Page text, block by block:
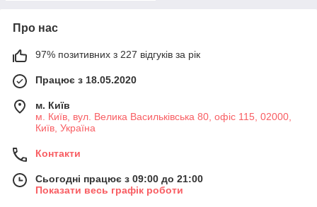
Про нас
97% позитивних з 227 відгуків за рік
Працює з 18.05.2020
м. Київ
м. Київ, вул. Велика Васильківська 80, офіс 115, 02000,
Київ, Україна
Контакти
Сьогодні працює з 09:00 до 21:00
Показати весь графік роботи